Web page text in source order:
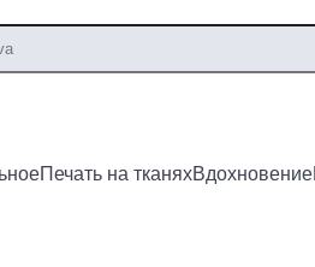
Печать на тканяхВдохновение